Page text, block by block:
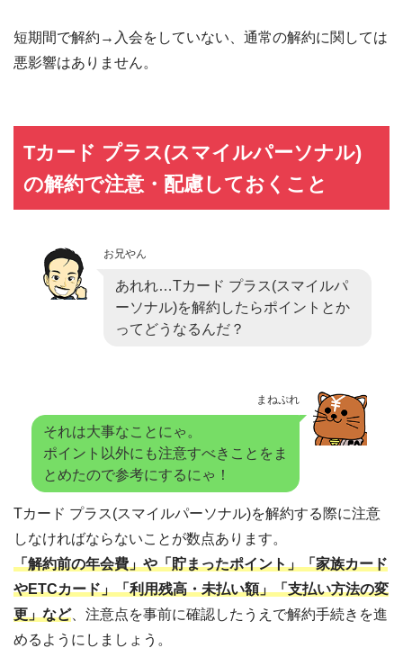
短期間で解約→入会をしていない、通常の解約に関しては
悪影響はありません。
Tカード プラス(スマイルパーソナル)
の解約で注意・配慮しておくこと
お兄やん
あれれ…Tカード プラス(スマイルパ
ーソナル)を解約したらポイントとか
ってどうなるんだ？
まねぷれ
それは大事なことにゃ。
ポイント以外にも注意すべきことをま
とめたので参考にするにゃ！
Tカード プラス(スマイルパーソナル)を解約する際に注意
しなければならないことが数点あります。
「解約前の年会費」や「貯まったポイント」「家族カード
やETCカード」「利用残高・未払い額」「支払い方法の変
更」など、注意点を事前に確認したうえで解約手続きを進
めるようにしましょう。